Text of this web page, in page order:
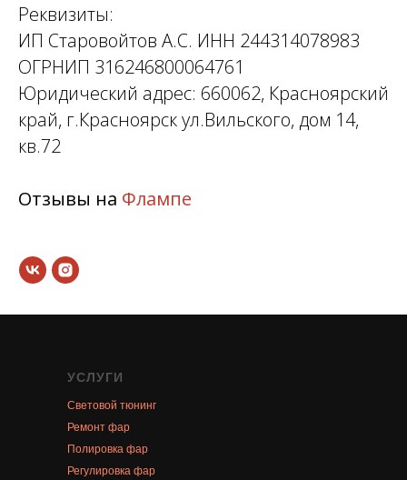
Реквизиты:
ИП Старовойтов А.С. ИНН 244314078983
ОГРНИП 316246800064761
Юридический адрес: 660062, Красноярский
край, г.Красноярск ул.Вильского, дом 14,
кв.72
Отзывы на Флампе
УСЛУГИ
Световой тюнинг
Ремонт фар
Полировка фар
Регулировка фар